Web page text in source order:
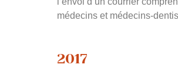
médecins et médecins-
2017